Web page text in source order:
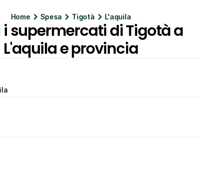
Home Spesa Tigotà L'aquila
i supermercati di Tigotà a
L'aquila e provincia